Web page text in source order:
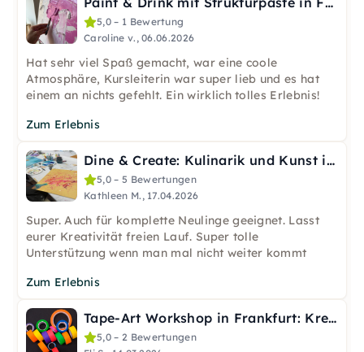
5,0 – 1 Bewertung
Caroline v., 06.06.2026
Hat sehr viel Spaß gemacht, war eine coole
Atmosphäre, Kursleiterin war super lieb und es hat
einem an nichts gefehlt. Ein wirklich tolles Erlebnis!
Zum Erlebnis
Dine & Create: Kulinarik und Kunst in Frankfurt
5,0 – 5 Bewertungen
Kathleen M., 17.04.2026
Super. Auch für komplette Neulinge geeignet. Lasst
eurer Kreativität freien Lauf. Super tolle
Unterstützung wenn man mal nicht weiter kommt
Zum Erlebnis
Tape-Art Workshop in Frankfurt: Kreativ mit Tape & Acryl
5,0 – 2 Bewertungen